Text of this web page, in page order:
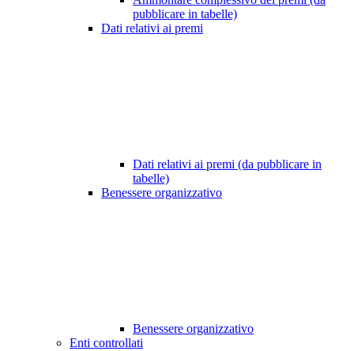
pubblicare in tabelle)
Dati relativi ai premi
Dati relativi ai premi (da pubblicare in
tabelle)
Benessere organizzativo
Benessere organizzativo
Enti controllati